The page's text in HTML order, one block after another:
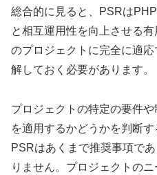
総合的に見ると、PSRは
と相互運用性を向上させる
のプロジェクトに完全に適
解しておく必要があります。
プロジェクトの特定の要件
を適用するかどうかを判断す
PSRはあくまで推奨事項で
りません。プロジェクトの